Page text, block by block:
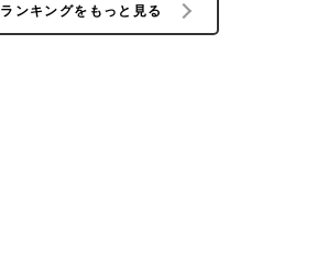
ランキングをもっと見る